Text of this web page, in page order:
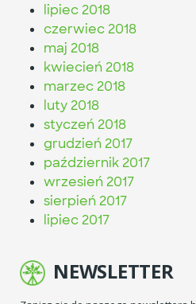
lipiec 2018
czerwiec 2018
maj 2018
kwiecień 2018
marzec 2018
luty 2018
styczeń 2018
grudzień 2017
październik 2017
wrzesień 2017
sierpień 2017
lipiec 2017
NEWSLETTER